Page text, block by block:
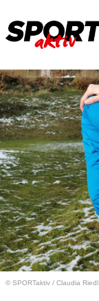
© SPORTaktiv / Claudia Riedl